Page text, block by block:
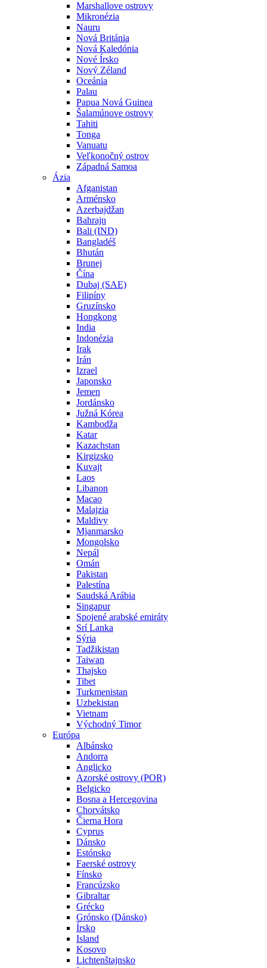
Marshallove ostrovy
Mikronézia
Nauru
Nová Británia
Nová Kaledónia
Nové Írsko
Nový Zéland
Oceánia
Palau
Papua Nová Guinea
Šalamúnove ostrovy
Tahiti
Tonga
Vanuatu
Veľkonočný ostrov
Západná Samoa
Ázia
Afganistan
Arménsko
Azerbajdžan
Bahrajn
Bali (IND)
Bangladéš
Bhután
Brunej
Čína
Dubaj (SAE)
Filipíny
Gruzínsko
Hongkong
India
Indonézia
Irak
Irán
Izrael
Japonsko
Jemen
Jordánsko
Južná Kórea
Kambodža
Katar
Kazachstan
Kirgizsko
Kuvajt
Laos
Libanon
Macao
Malajzia
Maldivy
Mjanmarsko
Mongolsko
Nepál
Omán
Pakistan
Palestína
Saudská Arábia
Singapur
Spojené arabské emiráty
Srí Lanka
Sýria
Tadžikistan
Taiwan
Thajsko
Tibet
Turkmenistan
Uzbekistan
Vietnam
Východný Timor
Európa
Albánsko
Andorra
Anglicko
Azorské ostrovy (POR)
Belgicko
Bosna a Hercegovina
Chorvátsko
Čierna Hora
Cyprus
Dánsko
Estónsko
Faerské ostrovy
Fínsko
Francúzsko
Gibraltar
Grécko
Grónsko (Dánsko)
Írsko
Island
Kosovo
Lichtenštajnsko